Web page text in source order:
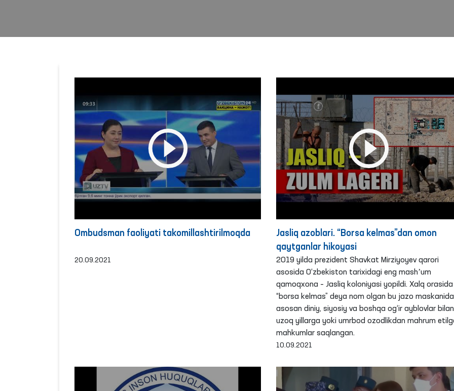
Ombudsman faoliyati takomillashtirilmoqda
20.09.2021
Jasliq azoblari. “Borsa kelmas”dan omon
qaytganlar hikoyasi
2019 yilda prezident Shavkat Mirziyoyev qarori
asosida O‘zbekiston tarixidagi eng mashʼum
qamoqxona – Jasliq koloniyasi yopildi. Xalq orasida
“borsa kelmas” deya nom olgan bu jazo maskanida
asosan diniy, siyosiy va boshqa og‘ir ayblovlar bilan
uzoq yillarga yoki umrbod ozodlikdan mahrum
mahkumlar saqlangan.
10.09.2021